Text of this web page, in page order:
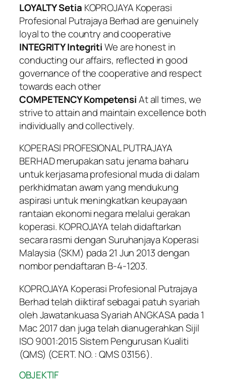
LOYALTY Setia KOPROJAYA Koperasi
Profesional Putrajaya Berhad are genuinely
loyal to the country and cooperative
INTEGRITY IntegritiWe are honest in
conducting our affairs, reflected in good
governance of the cooperative and respect
towards each other
COMPETENCY KompetensiAt all times, we
strive to attain and maintain excellence both
individually and collectively.
KOPERASI PROFESIONAL PUTRAJAYA
BERHAD merupakan satu jenama baharu
untuk kerjasama profesional muda di dalam
perkhidmatan awam yang mendukung
aspirasi untuk meningkatkan keupayaan
rantaian ekonomi negara melalui gerakan
koperasi. KOPROJAYA telah didaftarkan
secara rasmi dengan Suruhanjaya Koperasi
Malaysia (SKM) pada 21 Jun 2013 dengan
nombor pendaftaran B-4-1203.
KOPROJAYA Koperasi Profesional Putrajaya
Berhad telah diiktiraf sebagai patuh syariah
oleh Jawatankuasa Syariah ANGKASA pada 1
Mac 2017 dan juga telah dianugerahkan Sijil
ISO 9001:2015 Sistem Pengurusan Kualiti
(QMS) (CERT. NO. : QMS 03156).
OBJEKTIF